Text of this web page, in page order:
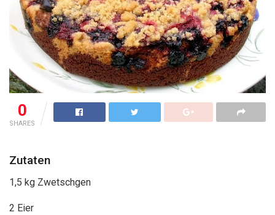
0
SHARES
Zutaten
1,5 kg Zwetschgen
2 Eier